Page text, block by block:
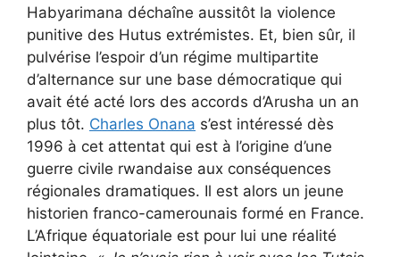
Habyarimana déchaîne aussitôt la violence
punitive des Hutus extrémistes. Et, bien sûr, il
pulvérise l’espoir d’un régime multipartite
d’alternance sur une base démocratique qui
avait été acté lors des accords d’Arusha un an
plus tôt. Charles Onana s’est intéressé dès
1996 à cet attentat qui est à l’origine d’une
guerre civile rwandaise aux conséquences
régionales dramatiques. Il est alors un jeune
historien franco-camerounais formé en France.
L’Afrique équatoriale est pour lui une réalité